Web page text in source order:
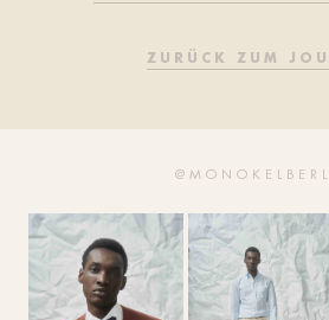
ZURÜCK ZUM